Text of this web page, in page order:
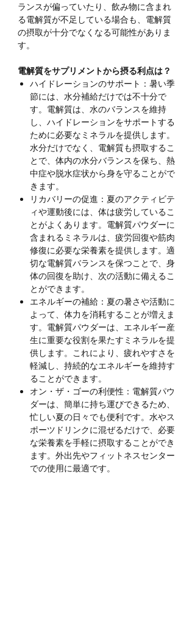
ランスが偏っていたり、飲み物に含まれ
る電解質が不足している場合も、電解質
の摂取が十分でなくなる可能性がありま
す。
電解質をサプリメントから摂る利点は？
ハイドレーションのサポート：暑い季
節には、水分補給だけでは不十分で
す。電解質は、水のバランスを維持
し、ハイドレーションをサポートする
ために必要なミネラルを提供します。
水分だけでなく、電解質も摂取するこ
とで、体内の水分バランスを保ち、熱
中症や脱水症状から身を守ることがで
きます。
リカバリーの促進：夏のアクティビテ
ィや運動後には、体は疲労しているこ
とがよくあります。電解質パウダーに
含まれるミネラルは、疲労回復や筋肉
修復に必要な栄養素を提供します。適
切な電解質バランスを保つことで、身
体の回復を助け、次の活動に備えるこ
とができます。
エネルギーの補給：夏の暑さや活動に
よって、体力を消耗することが増えま
す。電解質パウダーは、エネルギー産
生に重要な役割を果たすミネラルを提
供します。これにより、疲れやすさを
軽減し、持続的なエネルギーを維持す
ることができます。
オン・ザ・ゴーの利便性：電解質パウ
ダーは、簡単に持ち運びできるため、
忙しい夏の日々でも便利です。水やス
ポーツドリンクに混ぜるだけで、必要
な栄養素を手軽に摂取することができ
ます。外出先やフィットネスセンター
での使用に最適です。